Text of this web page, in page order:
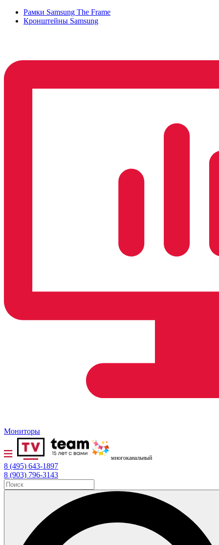
Рамки Samsung The Frame
Кронштейны Samsung
Мониторы
многоканальный
8 (495) 643-1897
8 (903) 796-3143